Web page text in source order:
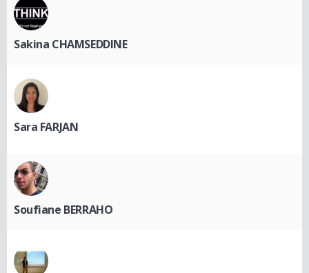
Sakina CHAMSEDDINE
Sara FARJAN
Soufiane BERRAHO